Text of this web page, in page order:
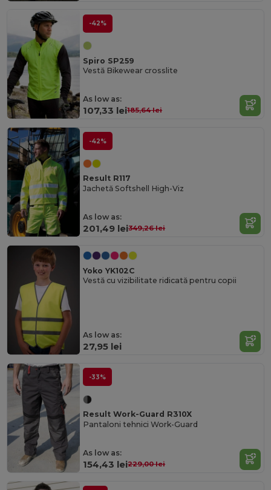
-42%
Spiro SP259
Vestă Bikewear crosslite
As low as:
107,33 lei185,64 lei
-42%
Result R117
Jachetă Softshell High-Viz
As low as:
201,49 lei349,26 lei
Yoko YK102C
Vestă cu vizibilitate ridicată pentru copii
As low as:
27,95 lei
-33%
Result Work-Guard R310X
Pantaloni tehnici Work-Guard
As low as:
154,43 lei229,00 lei